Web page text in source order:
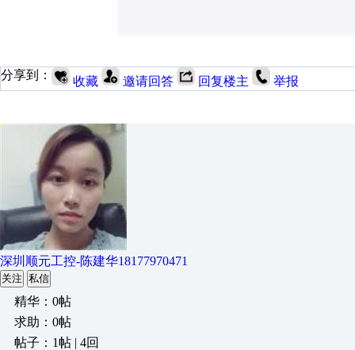
分享到： 收藏 邀请回答 回复楼主 举报
深圳顺元工控-陈建华18177970471
关注 私信
精华：0帖
求助：0帖
帖子：1帖 | 4回